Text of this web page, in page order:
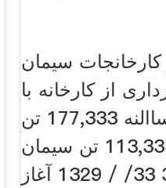
سیمان
از کارخانه با
ظرفیت ساالنه 177,333 تن
کلینکر و یا 113,333 تن سیمان
در تاریخ 31 33/ / 1329 آغاز